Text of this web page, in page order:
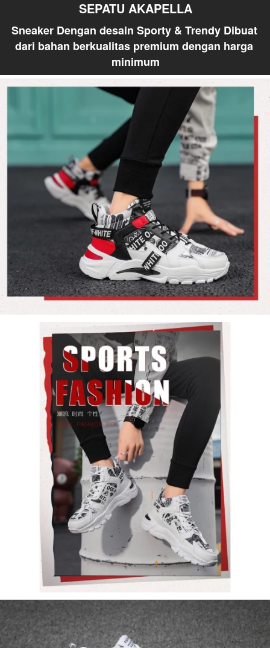
SEPATU AKAPELLA
Sneaker Dengan desain Sporty & Trendy Dibuat
dari bahan berkualitas premium dengan harga
minimum